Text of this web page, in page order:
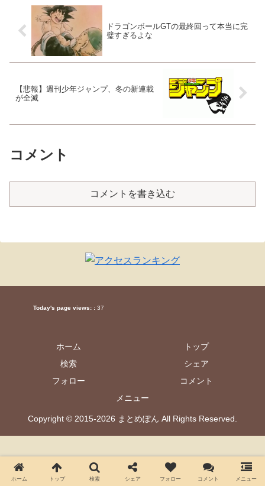
ドラゴンボールGTの最終回って本当に完
璧すぎるよな
【悲報】週刊少年ジャンプ、冬の新連載
が全滅
コメント
コメントを書き込む
Today's page views: : 37
ホーム
トップ
検索
シェア
フォロー
コメント
メニュー
Copyright © 2015-2026 まとめぽん All Rights Reserved.
ホーム トップ 検索 シェア フォロー コメント メニュー